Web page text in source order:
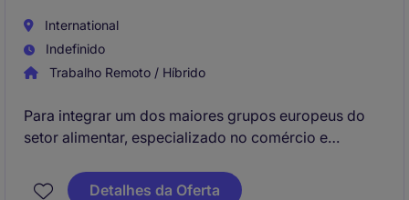
International
Indefinido
Trabalho Remoto / Híbrido
Para integrar um dos maiores grupos europeus do
setor alimentar, especializado no comércio e
um/a
Key Account Manager.
Detalhes da Oferta